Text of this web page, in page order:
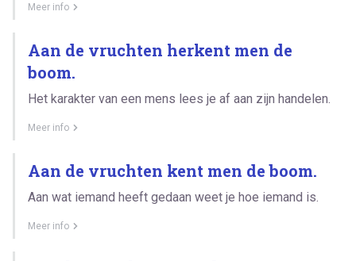
Meer info
Aan de vruchten herkent men de
boom.
Het karakter van een mens lees je af aan zijn handelen.
Meer info
Aan de vruchten kent men de boom.
Aan wat iemand heeft gedaan weet je hoe iemand is.
Meer info